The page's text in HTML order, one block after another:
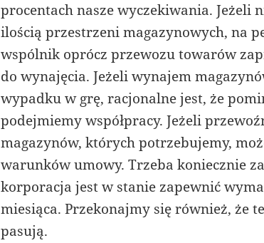
procentach nasze wyczekiwania. Jeżeli
ilością przestrzeni magazynowych, na
wspólnik oprócz przewozu towarów
do wynajęcia. Jeżeli wynajem
wypadku w grę, racjonalne jest, że
podejmiemy współpracy. Jeżeli
magazynów, których potrzebujemy,
warunków umowy. Trzeba koniecznie
korporacja jest w stanie zapewnić
miesiąca. Przekonajmy się również, że
pasują.